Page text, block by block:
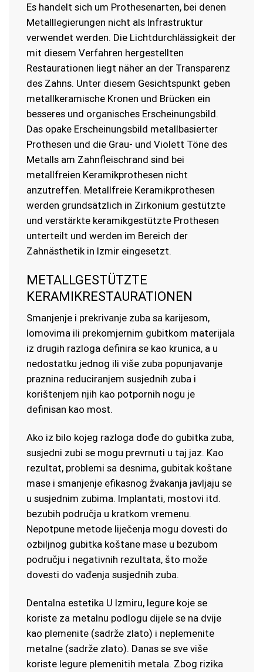
Es handelt sich um Prothesenarten, bei denen
Metalllegierungen nicht als Infrastruktur
verwendet werden. Die Lichtdurchlässigkeit der
mit diesem Verfahren hergestellten
Restaurationen liegt näher an der Transparenz
des Zahns. Unter diesem Gesichtspunkt geben
metallkeramische Kronen und Brücken ein
besseres und organisches Erscheinungsbild.
Das opake Erscheinungsbild metallbasierter
Prothesen und die Grau- und Violett Töne des
Metalls am Zahnfleischrand sind bei
metallfreien Keramikprothesen nicht
anzutreffen. Metallfreie Keramikprothesen
werden grundsätzlich in Zirkonium gestützte
und verstärkte keramikgestützte Prothesen
unterteilt und werden im Bereich der
Zahnästhetik in Izmir eingesetzt.
METALLGESTÜTZTE
KERAMIKRESTAURATIONEN
Smanjenje i prekrivanje zuba sa karijesom,
lomovima ili prekomjernim gubitkom materijala
iz drugih razloga definira se kao krunica, a u
nedostatku jednog ili više zuba popunjavanje
praznina reduciranjem susjednih zuba i
korištenjem njih kao potpornih nogu je
definisan kao most.
Ako iz bilo kojeg razloga dođe do gubitka zuba,
susjedni zubi se mogu prevrnuti u taj jaz. Kao
rezultat, problemi sa desnima, gubitak koštane
mase i smanjenje efikasnog žvakanja javljaju se
u susjednim zubima. Implantati, mostovi itd.
bezubih područja u kratkom vremenu.
Nepotpune metode liječenja mogu dovesti do
ozbiljnog gubitka koštane mase u bezubom
području i negativnih rezultata, što može
dovesti do vađenja susjednih zuba.
Dentalna estetika U Izmiru, legure koje se
koriste za metalnu podlogu dijele se na dvije
kao plemenite (sadrže zlato) i neplemenite
metalne (sadrže zlato). Danas se sve više
koriste legure plemenitih metala. Zbog rizika